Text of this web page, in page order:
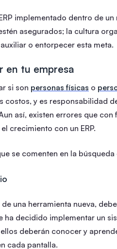
implementado dentro de
asegurados; la cultura
o entorpecer esta meta.
en tu empresa
si son personas físicas o
costos, y es responsabilidad
así, existen errores que con
crecimiento con un ERP.
se comenten en la
una herramienta nueva,
decidido implementar un
deberán conocer y
cada pantalla.